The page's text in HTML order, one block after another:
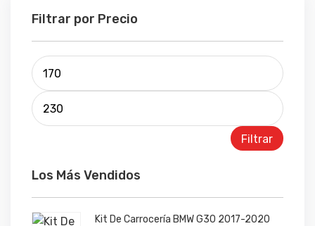
Filtrar por Precio
Filtrar
Los Más Vendidos
Kit De Carrocería BMW G30 2017-2020